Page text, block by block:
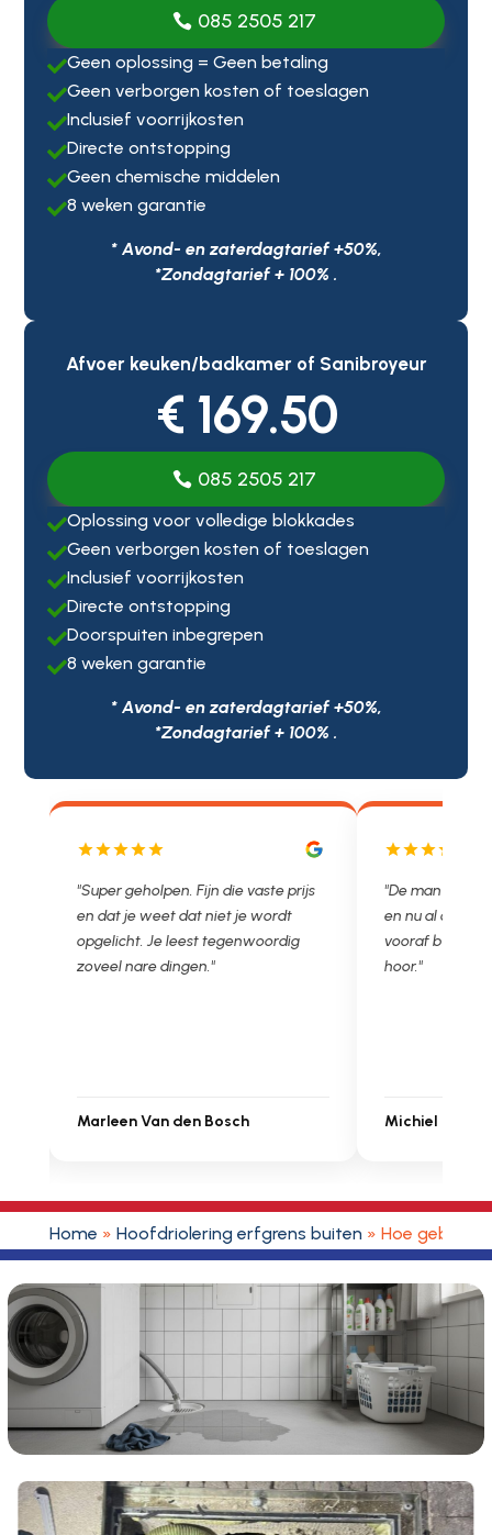
085 2505 217
Geen oplossing = Geen betaling
Geen verborgen kosten of toeslagen
Inclusief voorrijkosten
Directe ontstopping
Geen chemische middelen
8 weken garantie
* Avond- en zaterdagtarief +50%,
*Zondagtarief + 100% .
Afvoer keuken/badkamer of Sanibroyeur
€ 169.50
085 2505 217
Oplossing voor volledige blokkades
Geen verborgen kosten of toeslagen
Inclusief voorrijkosten
Directe ontstopping
Doorspuiten inbegrepen
8 weken garantie
* Avond- en zaterdagtarief +50%,
*Zondagtarief + 100% .
geholpen. Fijn die vaste prijs
dat je weet dat niet je wordt
Je leest tegenwoordig
nare dingen."
Van den Bosch
"De man rijden net weg.
en nu al opgelost voor een
vooraf besproken tarief.
Michiel Uitdenbongerd
Home » Hoofdriolering erfgrens buiten » Hoe gebruik